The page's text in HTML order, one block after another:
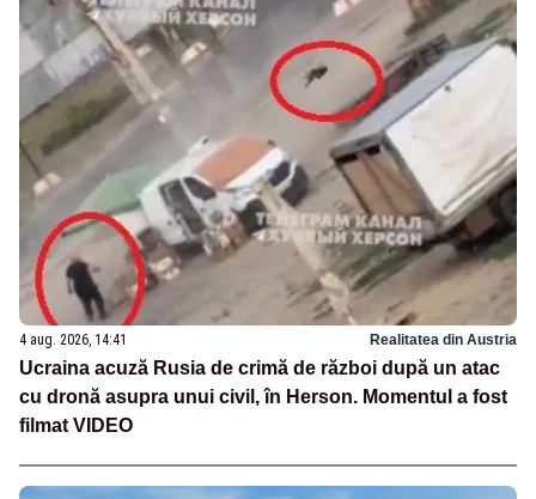
4 aug. 2026, 14:41 Realitatea din Austria
Ucraina acuză Rusia de crimă de război după un atac
cu dronă asupra unui civil, în Herson. Momentul a fost
filmat VIDEO